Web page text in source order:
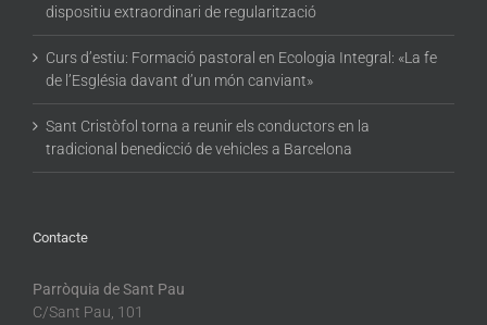
dispositiu extraordinari de regularització
Curs d’estiu: Formació pastoral en Ecologia Integral: «La fe
de l’Església davant d’un món canviant»
Sant Cristòfol torna a reunir els conductors en la
tradicional benedicció de vehicles a Barcelona
Contacte
Parròquia de Sant Pau
C/Sant Pau, 101